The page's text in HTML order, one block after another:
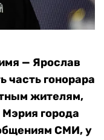
— Ярослав
часть гонорара
жителям,
города
СМИ, у